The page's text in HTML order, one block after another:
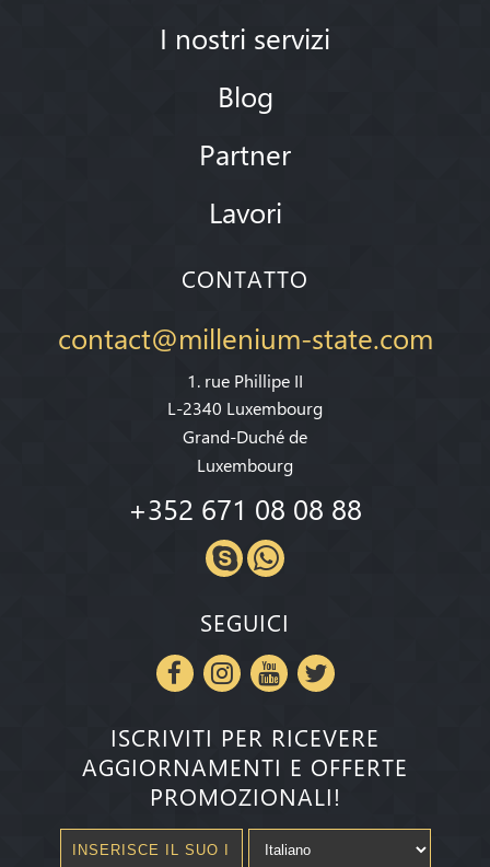
I nostri servizi
Blog
Partner
Lavori
CONTATTO
contact@millenium-state.com
1. rue Phillipe II
L-2340 Luxembourg
Grand-Duché de
Luxembourg
+352 671 08 08 88
SEGUICI
ISCRIVITI PER RICEVERE
AGGIORNAMENTI E OFFERTE
PROMOZIONALI!